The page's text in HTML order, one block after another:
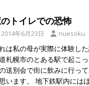
トイレでの恐怖
2014年6月23日 nuesoku
は私の母が実際に体験し
札幌市のとある駅で起こ
送別会で街に飲みに行っ
います。 地下鉄駅内には